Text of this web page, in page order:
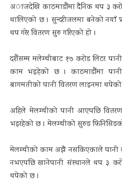
अाजदेखि काठमाडौंमा दैनिक थप ३
थालिएको छ । सुन्दरीजलमा बनेको नयाँ
थप गरेर वितरण सुरु गरिएकाे हाे ।
दशैंसम्म मलेम्चीबाट १७ करोड लिटर
काम भइहेको छ । काठमाडौंमा
बागमतीको पानी वितरण लाइनमा थपेको
अहिले मेलम्चीको पानी आएपछि
भइरहेको छ । मेलम्चीको सुरुङ
मेलम्चीको काम अझै नसकिएकाले पानी
नभएपछि खानेपानी संस्थानले थप ३
थपेको छ ।